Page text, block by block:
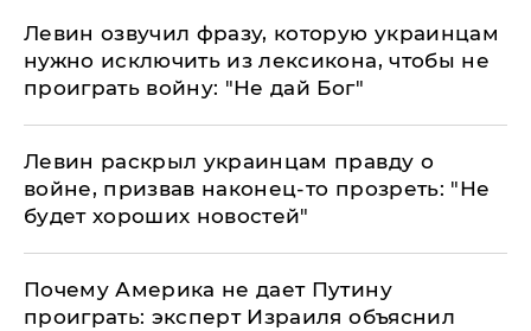
Левин озвучил фразу, которую украинцам
нужно исключить из лексикона, чтобы не
проиграть войну: "Не дай Бог"
Левин раскрыл украинцам правду о
войне, призвав наконец-то прозреть: "Не
будет хороших новостей"
​Почему Америка не дает Путину
проиграть: эксперт Израиля объяснил